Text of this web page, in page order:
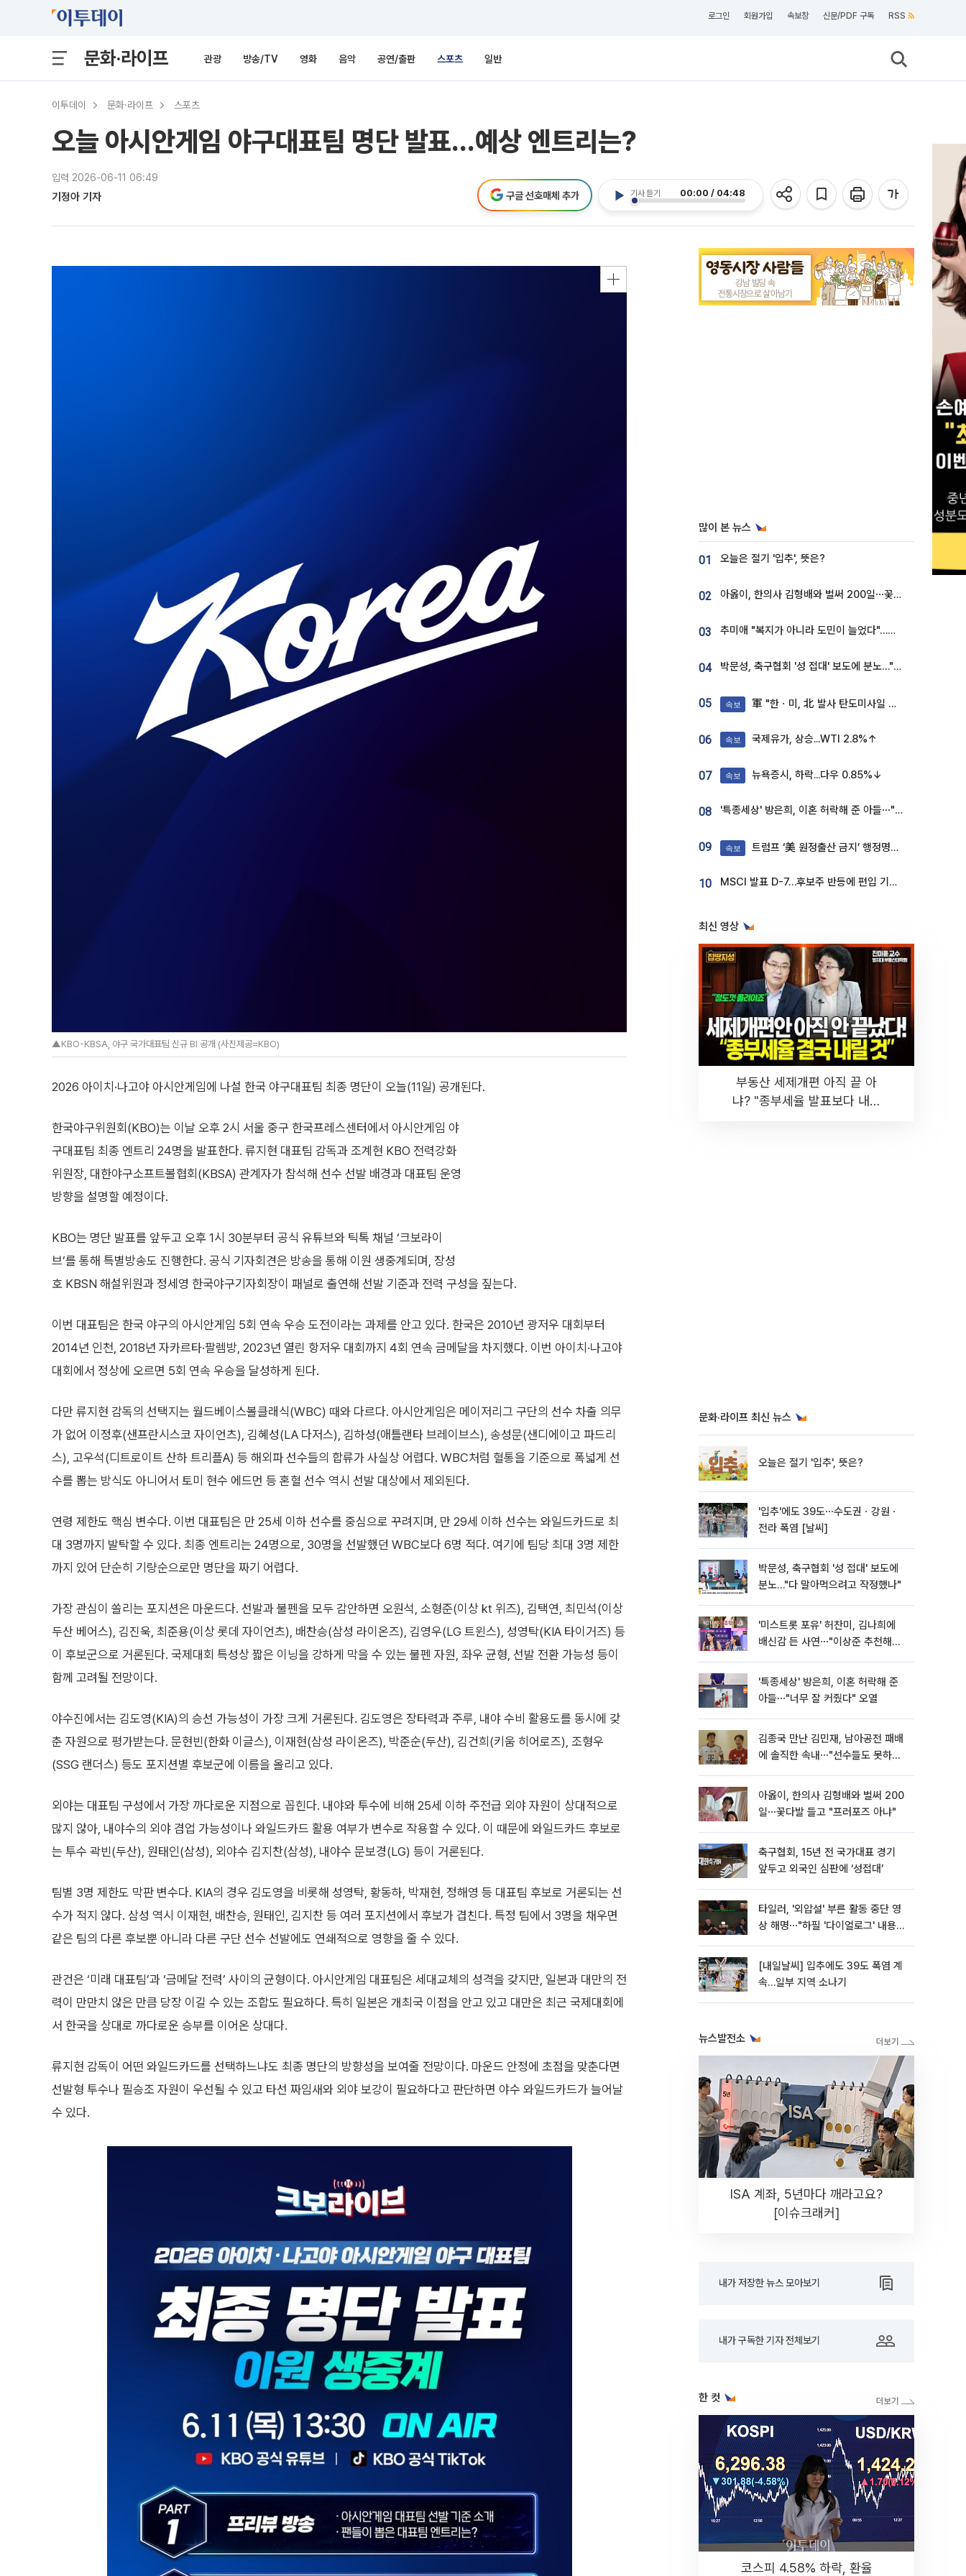
로그인 회원가입 속보창 신문/PDF 구독 RSS
문화·라이프 관광 방송/TV 영화 음악 공연/출판 스포츠 일반
이투데이 문화·라이프 스포츠
오늘 아시안게임 야구대표팀 명단 발표…예상 엔트리는?
입력 2026-06-11 06:49
기정아 기자 기사 듣기 00:00 / 04:48
구글 선호매체 추가
▲KBO-KBSA, 야구 국가대표팀 신규 BI 공개 (사진제공=KBO)
2026 아이치·나고야 아시안게임에 나설 한국 야구대표팀 최종 명단이 오늘(11일) 공개된다.
한국야구위원회(KBO)는 이날 오후 2시 서울 중구 한국프레스센터에서 아시안게임 야
구대표팀 최종 엔트리 24명을 발표한다. 류지현 대표팀 감독과 조계현 KBO 전력강화
위원장, 대한야구소프트볼협회(KBSA) 관계자가 참석해 선수 선발 배경과 대표팀 운영
방향을 설명할 예정이다.
KBO는 명단 발표를 앞두고 오후 1시 30분부터 공식 유튜브와 틱톡 채널 ‘크보라이
브’를 통해 특별방송도 진행한다. 공식 기자회견은 방송을 통해 이원 생중계되며, 장성
호 KBSN 해설위원과 정세영 한국야구기자회장이 패널로 출연해 선발 기준과 전력 구성을 짚는다.
이번 대표팀은 한국 야구의 아시안게임 5회 연속 우승 도전이라는 과제를 안고 있다. 한국은 2010년 광저우 대회부터
2014년 인천, 2018년 자카르타·팔렘방, 2023년 열린 항저우 대회까지 4회 연속 금메달을 차지했다. 이번 아이치·나고야
대회에서 정상에 오르면 5회 연속 우승을 달성하게 된다.
다만 류지현 감독의 선택지는 월드베이스볼클래식(WBC) 때와 다르다. 아시안게임은 메이저리그 구단의 선수 차출 의무
가 없어 이정후(샌프란시스코 자이언츠), 김혜성(LA 다저스), 김하성(애틀랜타 브레이브스), 송성문(샌디에이고 파드리
스), 고우석(디트로이트 산하 트리플A) 등 해외파 선수들의 합류가 사실상 어렵다. WBC처럼 혈통을 기준으로 폭넓게 선
수를 뽑는 방식도 아니어서 토미 현수 에드먼 등 혼혈 선수 역시 선발 대상에서 제외된다.
연령 제한도 핵심 변수다. 이번 대표팀은 만 25세 이하 선수를 중심으로 꾸려지며, 만 29세 이하 선수는 와일드카드로 최
대 3명까지 발탁할 수 있다. 최종 엔트리는 24명으로, 30명을 선발했던 WBC보다 6명 적다. 여기에 팀당 최대 3명 제한
까지 있어 단순히 기량순으로만 명단을 짜기 어렵다.
가장 관심이 쏠리는 포지션은 마운드다. 선발과 불펜을 모두 감안하면 오원석, 소형준(이상 kt 위즈), 김택연, 최민석(이상
두산 베어스), 김진욱, 최준용(이상 롯데 자이언츠), 배찬승(삼성 라이온즈), 김영우(LG 트윈스), 성영탁(KIA 타이거즈) 등
이 후보군으로 거론된다. 국제대회 특성상 짧은 이닝을 강하게 막을 수 있는 불펜 자원, 좌우 균형, 선발 전환 가능성 등이
함께 고려될 전망이다.
야수진에서는 김도영(KIA)의 승선 가능성이 가장 크게 거론된다. 김도영은 장타력과 주루, 내야 수비 활용도를 동시에 갖
춘 자원으로 평가받는다. 문현빈(한화 이글스), 이재현(삼성 라이온즈), 박준순(두산), 김건희(키움 히어로즈), 조형우
(SSG 랜더스) 등도 포지션별 후보군에 이름을 올리고 있다.
외야는 대표팀 구성에서 가장 까다로운 지점으로 꼽힌다. 내야와 투수에 비해 25세 이하 주전급 외야 자원이 상대적으로
많지 않아, 내야수의 외야 겸업 가능성이나 와일드카드 활용 여부가 변수로 작용할 수 있다. 이 때문에 와일드카드 후보로
는 투수 곽빈(두산), 원태인(삼성), 외야수 김지찬(삼성), 내야수 문보경(LG) 등이 거론된다.
팀별 3명 제한도 막판 변수다. KIA의 경우 김도영을 비롯해 성영탁, 황동하, 박재현, 정해영 등 대표팀 후보로 거론되는 선
수가 적지 않다. 삼성 역시 이재현, 배찬승, 원태인, 김지찬 등 여러 포지션에서 후보가 겹친다. 특정 팀에서 3명을 채우면
같은 팀의 다른 후보뿐 아니라 다른 구단 선수 선발에도 연쇄적으로 영향을 줄 수 있다.
관건은 ‘미래 대표팀’과 ‘금메달 전력’ 사이의 균형이다. 아시안게임 대표팀은 세대교체의 성격을 갖지만, 일본과 대만의 전
력이 만만치 않은 만큼 당장 이길 수 있는 조합도 필요하다. 특히 일본은 개최국 이점을 안고 있고 대만은 최근 국제대회에
서 한국을 상대로 까다로운 승부를 이어온 상대다.
류지현 감독이 어떤 와일드카드를 선택하느냐도 최종 명단의 방향성을 보여줄 전망이다. 마운드 안정에 초점을 맞춘다면
선발형 투수나 필승조 자원이 우선될 수 있고 타선 짜임새와 외야 보강이 필요하다고 판단하면 야수 와일드카드가 늘어날
수 있다.
많이 본 뉴스
01 오늘은 절기 '입추', 뜻은?
02 아옳이, 한의사 김형배와 벌써 200일⋯꽃다발 들고 "프러포즈 아냐"
03 추미애 "복지가 아니라 도민이 늘었다"…재정난 책임론 정면돌파
04 박문성, 축구협회 '성 접대' 보도에 분노…"다 말아먹으려고 작정했나"
05 속보 軍 "한ㆍ미, 北 발사 탄도미사일 제원 정밀분석 중"
06 속보 국제유가, 상승...WTI 2.8%↑
07 속보 뉴욕증시, 하락...다우 0.85%↓
08 '특종세상' 방은희, 이혼 허락해 준 아들⋯"너무 잘 커줬다" 오열
09 속보 트럼프 ‘美 원정출산 금지’ 행정명령 서명
10 MSCI 발표 D-7…후보주 반등에 편입 기대 재점화
최신 영상
부동산 세제개편 아직 끝 아
냐? "종부세율 발표보다 내릴
문화·라이프 최신 뉴스
오늘은 절기 '입추', 뜻은?
'입추'에도 39도⋯수도권ㆍ강원ㆍ
전라 폭염 [날씨]
박문성, 축구협회 '성 접대' 보도에
분노…"다 말아먹으려고 작정했나"
'미스트롯 포유' 허찬미, 김나희에
배신감 든 사연⋯"이상준 추천해주
'특종세상' 방은희, 이혼 허락해 준
아들⋯"너무 잘 커줬다" 오열
김종국 만난 김민재, 남아공전 패배
에 솔직한 속내⋯"선수들도 못하긴
아옳이, 한의사 김형배와 벌써 200
일⋯꽃다발 들고 "프러포즈 아냐"
축구협회, 15년 전 국가대표 경기
앞두고 외국인 심판에 ‘성접대’
타일러, '외압설' 부른 활동 중단 영
상 해명⋯"하필 '다이얼로그' 내용이
[내일날씨] 입추에도 39도 폭염 계
속…일부 지역 소나기
뉴스발전소
ISA 계좌, 5년마다 깨라고요?
[이슈크래커]
내가 저장한 뉴스 모아보기
내가 구독한 기자 전체보기
한 컷
코스피 4.58% 하락, 환율